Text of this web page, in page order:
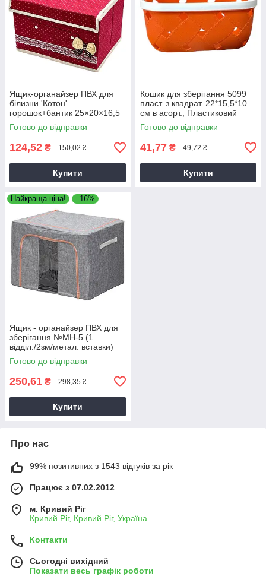
Ящик-органайзер ПВХ для
білизни 'Котон'
горошок+бантик 25×20×16,5
см червоний (М0465)
Готово до відправки
124,52 ₴ 150,02 ₴
Купити
Кошик для зберігання 5099
пласт. з квадрат. 22*15,5*10
см в асорт., Пластиковий
кошик для дому та офісу
Готово до відправки
41,77 ₴ 49,72 ₴
Купити
Найкраща ціна! –16%
Ящик - органайзер ПВХ для
зберігання №МН-5 (1
відділ./2зм/метал. вставки)
40х50х30см в асорт. (26)
Готово до відправки
250,61 ₴ 298,35 ₴
Купити
Про нас
99% позитивних з 1543 відгуків за рік
Працює з 07.02.2012
м. Кривий Ріг
Кривий Ріг, Кривий Ріг, Україна
Контакти
Сьогодні вихідний
Показати весь графік роботи